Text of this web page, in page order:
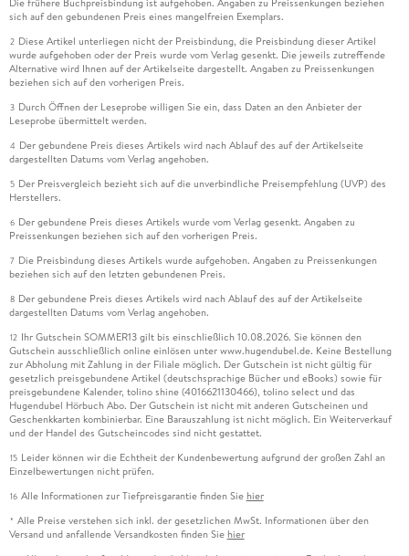
Die frühere Buchpreisbindung ist aufgehoben. Angaben zu Preissenkungen beziehen
sich auf den gebundenen Preis eines mangelfreien Exemplars.
2 Diese Artikel unterliegen nicht der Preisbindung, die Preisbindung dieser Artikel
wurde aufgehoben oder der Preis wurde vom Verlag gesenkt. Die jeweils zutreffende
Alternative wird Ihnen auf der Artikelseite dargestellt. Angaben zu Preissenkungen
beziehen sich auf den vorherigen Preis.
3 Durch Öffnen der Leseprobe willigen Sie ein, dass Daten an den Anbieter der
Leseprobe übermittelt werden.
4 Der gebundene Preis dieses Artikels wird nach Ablauf des auf der Artikelseite
dargestellten Datums vom Verlag angehoben.
5 Der Preisvergleich bezieht sich auf die unverbindliche Preisempfehlung (UVP) des
Herstellers.
6 Der gebundene Preis dieses Artikels wurde vom Verlag gesenkt. Angaben zu
Preissenkungen beziehen sich auf den vorherigen Preis.
7 Die Preisbindung dieses Artikels wurde aufgehoben. Angaben zu Preissenkungen
beziehen sich auf den letzten gebundenen Preis.
8 Der gebundene Preis dieses Artikels wird nach Ablauf des auf der Artikelseite
dargestellten Datums vom Verlag angehoben.
12 Ihr Gutschein SOMMER13 gilt bis einschließlich 10.08.2026. Sie können den
Gutschein ausschließlich online einlösen unter www.hugendubel.de. Keine Bestellung
zur Abholung mit Zahlung in der Filiale möglich. Der Gutschein ist nicht gültig für
gesetzlich preisgebundene Artikel (deutschsprachige Bücher und eBooks) sowie für
preisgebundene Kalender, tolino shine (4016621130466), tolino select und das
Hugendubel Hörbuch Abo. Der Gutschein ist nicht mit anderen Gutscheinen und
Geschenkkarten kombinierbar. Eine Barauszahlung ist nicht möglich. Ein Weiterverkauf
und der Handel des Gutscheincodes sind nicht gestattet.
15 Leider können wir die Echtheit der Kundenbewertung aufgrund der großen Zahl an
Einzelbewertungen nicht prüfen.
16 Alle Informationen zur Tiefpreisgarantie finden Sie hier
* Alle Preise verstehen sich inkl. der gesetzlichen MwSt. Informationen über den
Versand und anfallende Versandkosten finden Sie hier